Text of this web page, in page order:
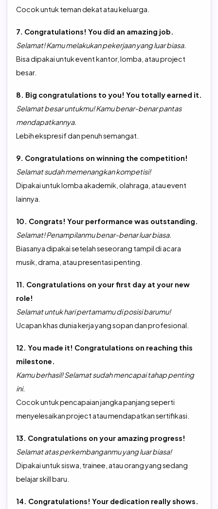
Cocok untuk teman dekat atau keluarga.
7. Congratulations! You did an amazing job.
Selamat! Kamu melakukan pekerjaan yang luar biasa.
Bisa dipakai untuk event kantor, lomba, atau project
besar.
8. Big congratulations to you! You totally earned it.
Selamat besar untukmu! Kamu benar-benar pantas
mendapatkannya.
Lebih ekspresif dan penuh semangat.
9. Congratulations on winning the competition!
Selamat sudah memenangkan kompetisi!
Dipakai untuk lomba akademik, olahraga, atau event
lainnya.
10. Congrats! Your performance was outstanding.
Selamat! Penampilanmu benar-benar luar biasa.
Biasanya dipakai setelah seseorang tampil di acara
musik, drama, atau presentasi penting.
11. Congratulations on your first day at your new
role!
Selamat untuk hari pertamamu di posisi barumu!
Ucapan khas dunia kerja yang sopan dan profesional.
12. You made it! Congratulations on reaching this
milestone.
Kamu berhasil! Selamat sudah mencapai tahap penting
ini.
Cocok untuk pencapaian jangka panjang seperti
menyelesaikan project atau mendapatkan sertifikasi.
13. Congratulations on your amazing progress!
Selamat atas perkembanganmu yang luar biasa!
Dipakai untuk siswa, trainee, atau orang yang sedang
belajar skill baru.
14. Congratulations! Your dedication really shows.